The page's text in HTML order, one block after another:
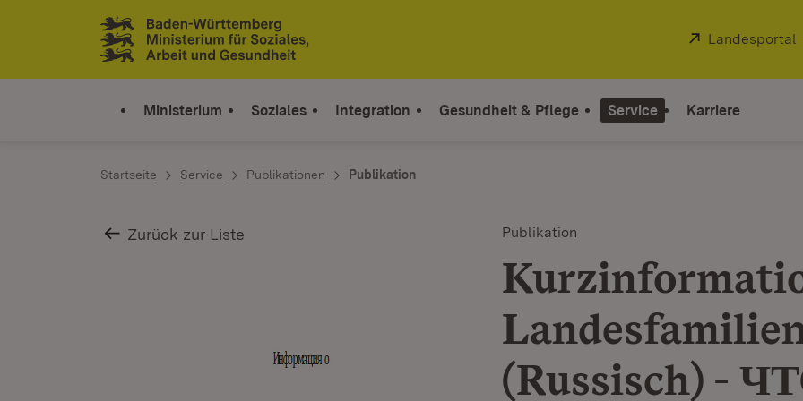
Zum Inhalt springen
Link zur Startseite
Extern:
Landesportal
Ministerium Soziales Integration Gesundheit & Pflege Service Karriere
Startseite Service Publikationen Publikation
Zurück zur Liste Publikation
(Russisch) -